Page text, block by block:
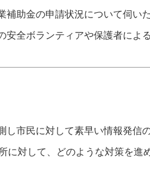
助金の申請状況について伺いた
全ボランティアや保護者によ
市民に対して素早い情報発信
に対して、どのような対策を進